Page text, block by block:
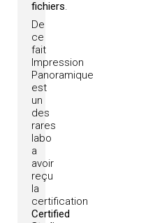
fichiers.
De
ce
fait
Impression
Panoramique
est
un
des
rares
labo
a
avoir
reçu
la
certification
Certified